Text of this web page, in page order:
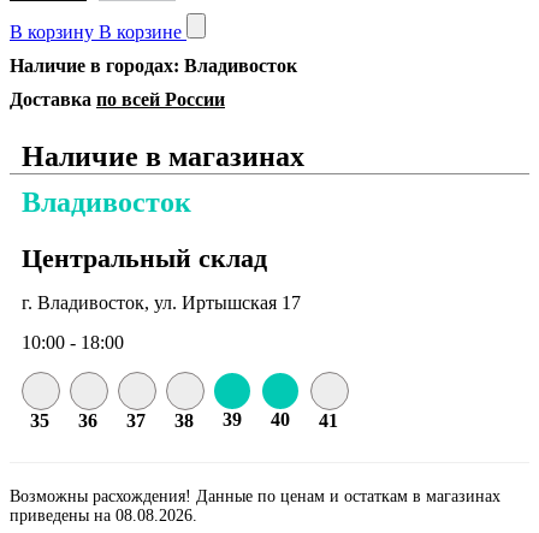
В корзину В корзине
Наличие в городах: Владивосток
Доставка по всей России
Наличие в магазинах
Владивосток
Центральный склад
г. Владивосток, ул. Иртышская 17
10:00 - 18:00
35 36 37 38 39 40 41
Возможны расхождения! Данные по ценам и остаткам в магазинах
приведены на 08.08.2026.